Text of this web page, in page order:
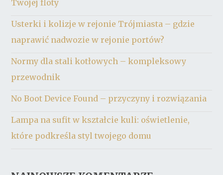
Twojej floty
Usterki i kolizje w rejonie Trójmiasta – gdzie
naprawić nadwozie w rejonie portów?
Normy dla stali kotłowych – kompleksowy
przewodnik
No Boot Device Found – przyczyny i rozwiązania
Lampa na sufit w kształcie kuli: oświetlenie,
które podkreśla styl twojego domu